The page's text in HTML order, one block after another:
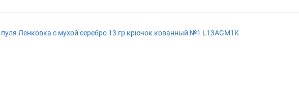
Ленковка с мухой серебро 13 гр крючок кованный №1 L13AGM1K